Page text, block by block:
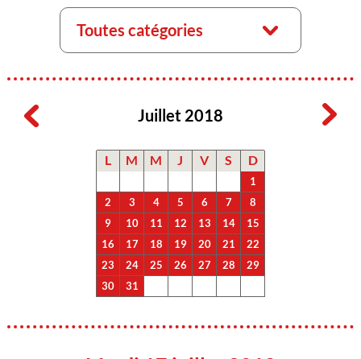
Toutes catégories
Juillet 2018
L M M J V S D
1
2
3 4 5 6 7
8
9
10 11 12 13 14
15
16
17 18 19 20 21
22
23
24 25 26 27 28
29
30
31